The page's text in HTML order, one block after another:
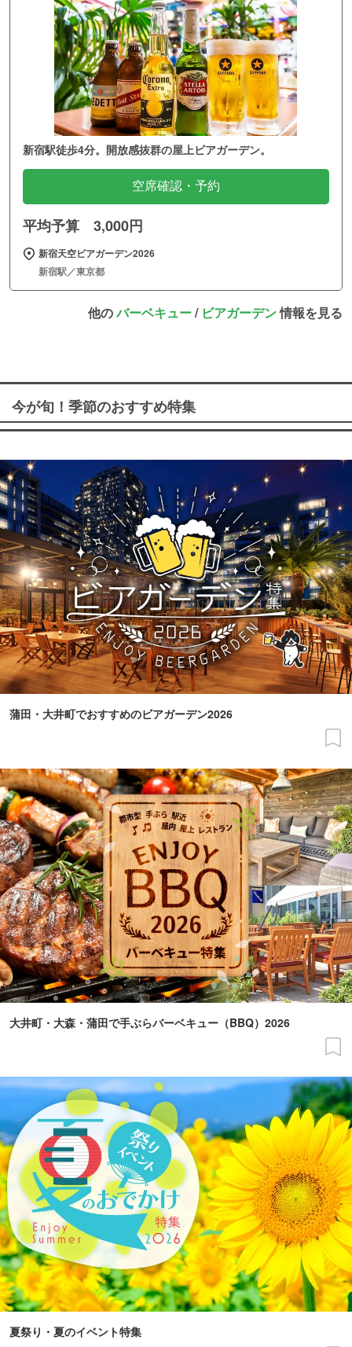
新宿駅徒歩4分。開放感抜群の屋上ビアガーデン。
空席確認・予約
平均予算 3,000円
新宿天空ビアガーデン2026
新宿駅／東京都
他のバーベキュー/ ビアガーデン情報を見る
今が旬！季節のおすすめ特集
蒲田・大井町でおすすめのビアガーデン2026
大井町・大森・蒲田で手ぶらバーベキュー（BBQ）2026
夏祭り・夏のイベント特集